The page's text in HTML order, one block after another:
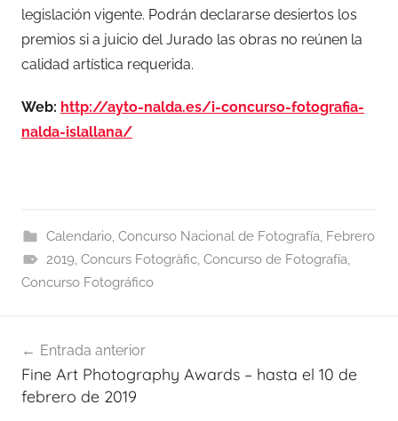
legislación vigente. Podrán declararse desiertos los
premios si a juicio del Jurado las obras no reúnen la
calidad artística requerida.
Web: http://ayto-nalda.es/i-concurso-fotografia-
nalda-islallana/
Calendario, Concurso Nacional de Fotografía, Febrero
2019, Concurs Fotogràfic, Concurso de Fotografía,
Concurso Fotográfico
de
entradas
Entrada anterior
Fine Art Photography Awards – hasta el 10 de
febrero de 2019